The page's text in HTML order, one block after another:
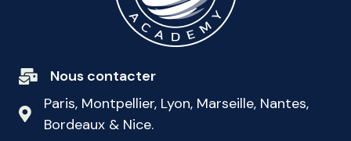
Nous contacter
Paris, Montpellier, Lyon, Marseille, Nantes,
Bordeaux & Nice.